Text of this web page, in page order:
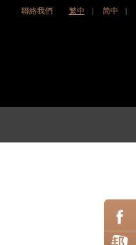
聯絡我們 繁中 | 简中 |